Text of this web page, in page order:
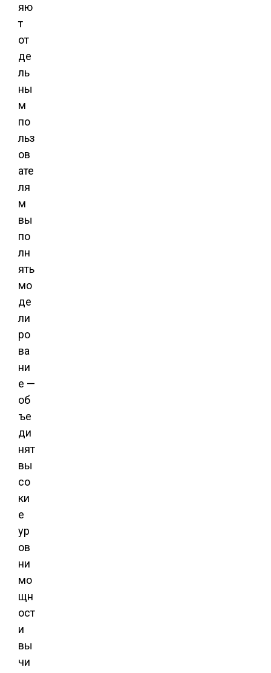
яю
т
от
де
ль
ны
м
по
льз
ов
ате
ля
м
вы
по
лн
ять
мо
де
ли
ро
ва
ни
е —
об
ъе
ди
нят
вы
со
ки
е
ур
ов
ни
мо
щн
ост
и
вы
чи